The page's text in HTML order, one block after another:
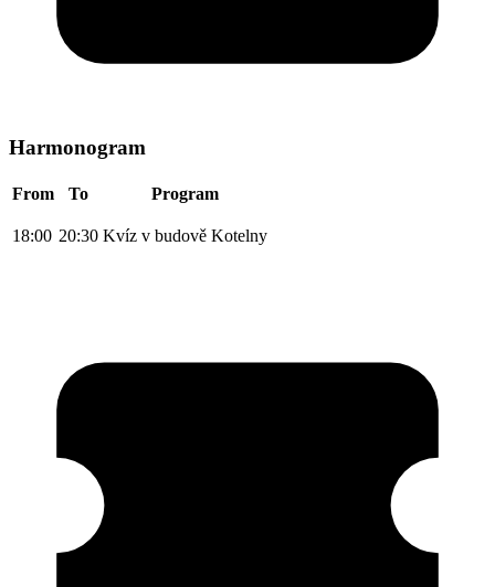
Harmonogram
From To Program
18:00 20:30 Kvíz v budově Kotelny